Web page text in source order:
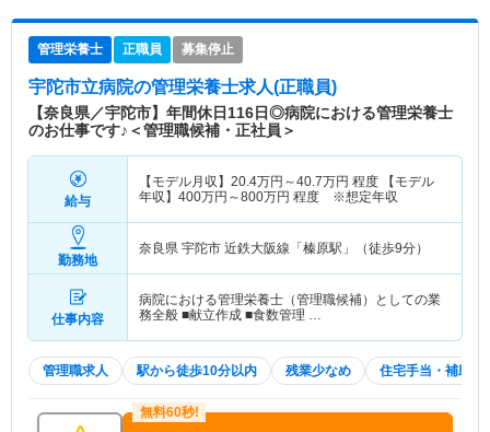
管理栄養士 正職員 募集停止
宇陀市立病院の管理栄養士求人(正職員)
【奈良県／宇陀市】年間休日116日◎病院における管理栄養士
のお仕事です♪＜管理職候補・正社員＞
給与
【モデル月収】 20.4万円～40.7万円 程度 【モデル
年収】 400万円～800万円 程度 ※想定年収
勤務地
奈良県 宇陀市 近鉄大阪線「榛原駅」（徒歩9分）
仕事内容
病院における管理栄養士（管理職候補）としての業
務全般 ■献立作成 ■食数管理 …
管理職求人 駅から徒歩10分以内 残業少なめ 住宅手当・補助